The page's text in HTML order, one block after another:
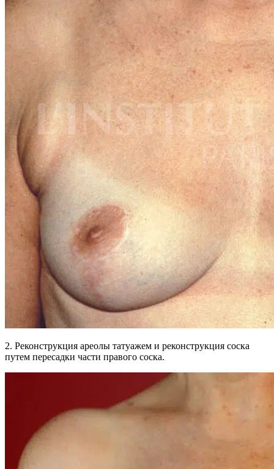
2. Реконструкция ареолы татуажем и реконструкция соска
путем пересадки части правого соска.